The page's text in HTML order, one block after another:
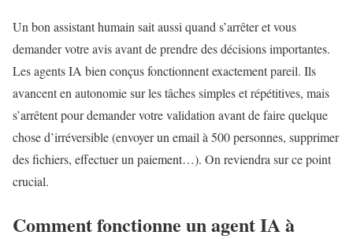
Un bon assistant humain sait aussi quand s’arrêter et vous
demander votre avis avant de prendre des décisions importantes.
Les agents IA bien conçus fonctionnent exactement pareil. Ils
avancent en autonomie sur les tâches simples et répétitives, mais
s’arrêtent pour demander votre validation avant de faire quelque
chose d’irréversible (envoyer un email à 500 personnes, supprimer
des fichiers, effectuer un paiement…). On reviendra sur ce point
crucial.
Comment fonctionne un agent IA à